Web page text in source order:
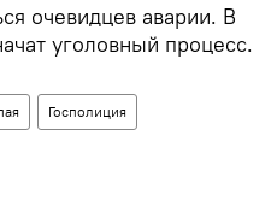
очевидцев аварии. В
уголовный процесс.
Госполиция